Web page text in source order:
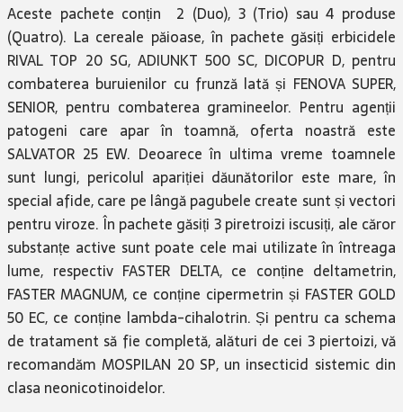
Aceste pachete conțin 2 (Duo), 3 (Trio) sau 4 produse
(Quatro). La cereale păioase, în pachete găsiți erbicidele
RIVAL TOP 20 SG, ADIUNKT 500 SC, DICOPUR D, pentru
combaterea buruienilor cu frunză lată și FENOVA SUPER,
SENIOR, pentru combaterea gramineelor. Pentru agenții
patogeni care apar în toamnă, oferta noastră este
SALVATOR 25 EW. Deoarece în ultima vreme toamnele
sunt lungi, pericolul apariției dăunătorilor este mare, în
special afide, care pe lângă pagubele create sunt și vectori
pentru viroze. În pachete găsiți 3 piretroizi iscusiți, ale căror
substanțe active sunt poate cele mai utilizate în întreaga
lume, respectiv FASTER DELTA, ce conține deltametrin,
FASTER MAGNUM, ce conține cipermetrin și FASTER GOLD
50 EC, ce conține lambda-cihalotrin. Și pentru ca schema
de tratament să fie completă, alături de cei 3 piertoizi, vă
recomandăm MOSPILAN 20 SP, un insecticid sistemic din
clasa neonicotinoidelor.